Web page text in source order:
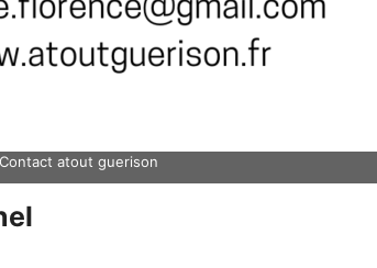
Contact atout guerison